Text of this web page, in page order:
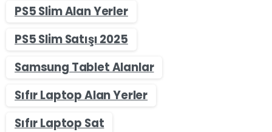
PS5 Slim Alan Yerler
PS5 Slim Satışı 2025
Samsung Tablet Alanlar
Sıfır Laptop Alan Yerler
Sıfır Laptop Sat